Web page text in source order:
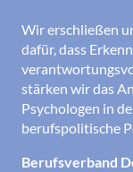
Wir erschließen
dafür, dass
stärken wir das
Psychologen in
berufspolitische
Berufsverband